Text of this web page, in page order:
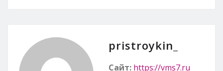
pristroykin_
Сайт: https://vms7.ru